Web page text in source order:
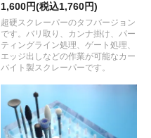
1,600円(税込1,760円)
超硬スクレーパーのタフバージョン
です。バリ取り、カンナ掛け、パー
ティングライン処理、ゲート処理、
エッジ出しなどの作業が可能なカー
バイト製スクレーパーです。